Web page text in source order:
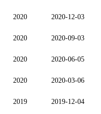
2020 2020-12-03
2020 2020-09-03
2020 2020-06-05
2020 2020-03-06
2019 2019-12-04